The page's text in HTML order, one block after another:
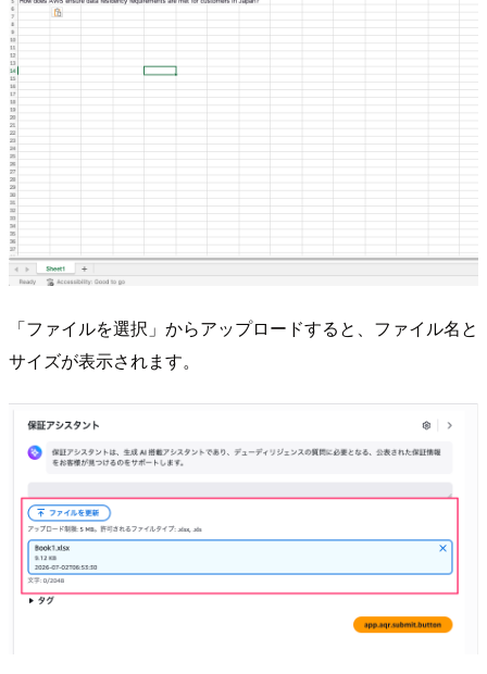
「ファイルを選択」からアップロードすると、ファイル名と
サイズが表示されます。